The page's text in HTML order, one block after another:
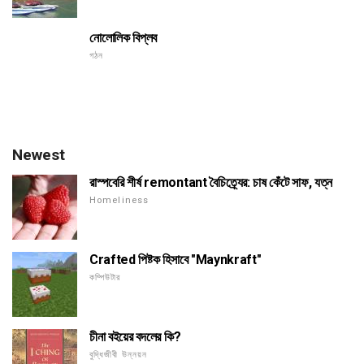
নোলোলিক বিপ্লব
গঠন
Newest
রাস্পবেরি শীর্ষ remontant বৈচিত্র্যের: চাষ কেঁটে সাফ, যত্ন
Homeliness
Crafted পিষ্টক হিসাবে "Maynkraft"
কম্পিউটার
চীনা বইয়ের বদলের কি?
বুদ্ধিজীবী উন্নয়ন